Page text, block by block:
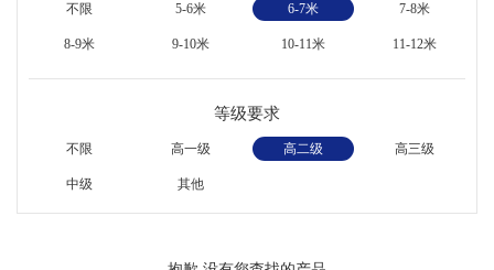
不限 5-6米 6-7米 7-8米
8-9米 9-10米 10-11米 11-12米
等级要求
不限 高一级 高二级 高三级
中级 其他